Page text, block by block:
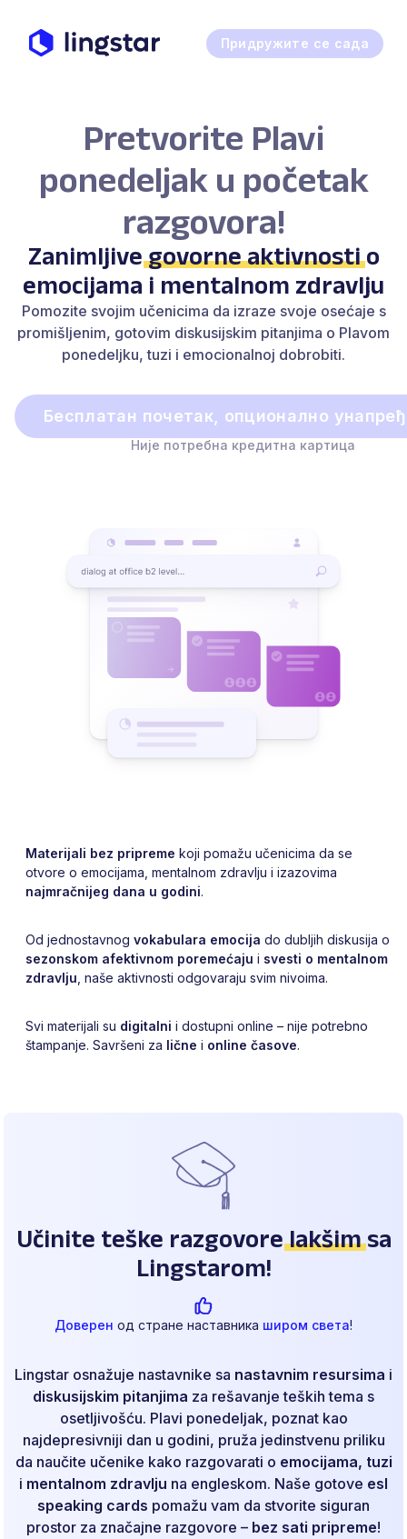
Придружите се сада
Pretvorite Plavi
ponedeljak u početak
razgovora!
Zanimljivegovorne aktivnostio
emocijama i mentalnom zdravlju
Pomozite svojim učenicima da izraze svoje osećaje s
promišljenim, gotovim diskusijskim pitanjima o Plavom
ponedeljku, tuzi i emocionalnoj dobrobiti.
Бесплатан почетак, опционално
Није потребна кредитна картица
Materijali bez pripreme koji pomažu učenicima da se
otvore o emocijama, mentalnom zdravlju i izazovima
najmračnijeg dana u godini.
Od jednostavnog vokabulara emocija do dubljih diskusija o
sezonskom afektivnom poremećaju i svesti o mentalnom
zdravlju , naše aktivnosti odgovaraju svim nivoima.
Svi materijali su digitalni i dostupni online – nije potrebno
štampanje. Savršeni za lične i online časove.
Učinite teške razgovorelakšimsa
Lingstarom!
Доверен од стране наставника широм света!
Lingstar osnažuje nastavnike sa nastavnim resursima i
diskusijskim pitanjima za rešavanje teških tema s
osetljivošću. Plavi ponedeljak, poznat kao
najdepresivniji dan u godini, pruža jedinstvenu priliku
da naučite učenike kako razgovarati o emocijama, tuzi
i mentalnom zdravlju na engleskom. Naše gotove esl
speaking cards pomažu vam da stvorite siguran
prostor za značajne razgovore – bez sati pripreme!